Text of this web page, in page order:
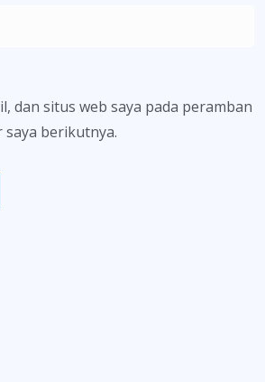
dan situs web saya pada peramban
berikutnya.